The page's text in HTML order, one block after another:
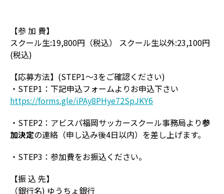
【参 加 費】
スクール生:19,800円（税込） スクール生以外:23,100円
(税込)
【応募方法】(STEP1～3をご確認ください)
・STEP1：下記申込フォームよりお申込下さい
https://forms.gle/iPAy8PHye72SpJKY6
・STEP2：アビスパ福岡サッカースクール事務局より参
加決定の連絡（申し込み後4日以内）を差し上げます。
・STEP3：参加費をお振込ください。
【振 込 先】
（銀行名) ゆうちょ銀行